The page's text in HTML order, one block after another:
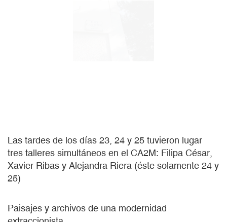
Las tardes de los días 23, 24 y 25 tuvieron lugar
tres talleres simultáneos en el CA2M: Filipa César,
Xavier Ribas y Alejandra Riera (éste solamente 24 y
25)
Paisajes y archivos de una modernidad